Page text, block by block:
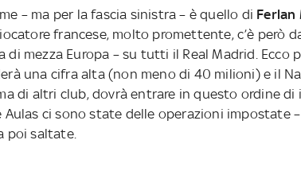
– ma per la fascia sinistra – è quello di Ferlan
francese, molto promettente, c’è però
di mezza Europa – su tutti il Real Madrid. Ecco
una cifra alta (non meno di 40 milioni) e il
di altri club, dovrà entrare in questo ordine di
Aulas ci sono state delle operazioni impostate
poi saltate.